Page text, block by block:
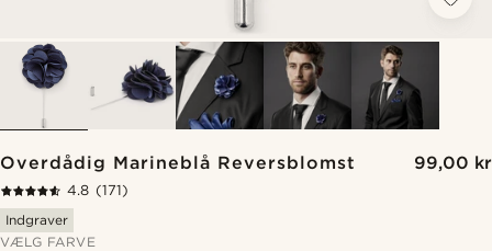
Overdådig Marineblå Reversblomst 99,00 kr
4.8 (171)
Indgraver
VÆLG FARVE